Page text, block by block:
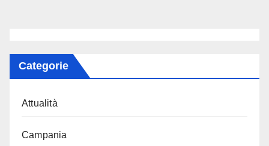
Categorie
Attualità
Campania